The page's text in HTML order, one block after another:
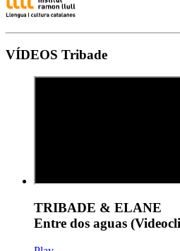
VÍDEOS Tribade
TRIBADE & ELANE
Entre dos aguas